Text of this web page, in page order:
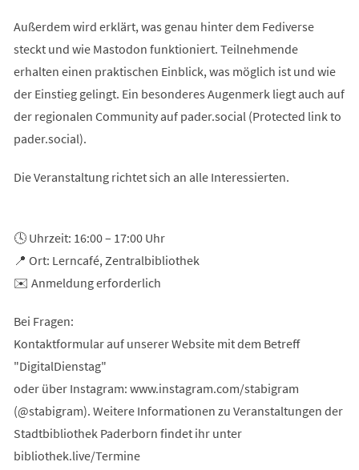
Außerdem wird erklärt, was genau hinter dem Fediverse
steckt und wie Mastodon funktioniert. Teilnehmende
erhalten einen praktischen Einblick, was möglich ist und wie
der Einstieg gelingt. Ein besonderes Augenmerk liegt auch auf
der regionalen Community auf pader.social (Protected link to
pader.social).
Die Veranstaltung richtet sich an alle Interessierten.
🕓 Uhrzeit: 16:00 – 17:00 Uhr
📍 Ort: Lerncafé, Zentralbibliothek
✉️ Anmeldung erforderlich
Bei Fragen:
Kontaktformular auf unserer Website mit dem Betreff
"DigitalDienstag"
oder über Instagram: www.instagram.com/stabigram
(@stabigram). Weitere Informationen zu Veranstaltungen der
Stadtbibliothek Paderborn findet ihr unter
bibliothek.live/Termine